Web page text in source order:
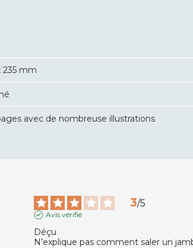
235 mm
avec de nombreuse illustrations
3/5
Avis vérifié
Déçu
N’explique pas comment saler un